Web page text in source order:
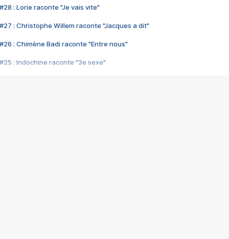
#28 : Lorie raconte "Je vais vite"
#27 : Christophe Willem raconte "Jacques a dit"
#26 : Chimène Badi raconte "Entre nous"
#25 : Indochine raconte "3e sexe"